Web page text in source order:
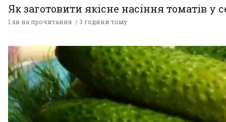
Як заготовити якісне насіння томатів у
1 хв на прочитання 3 години тому